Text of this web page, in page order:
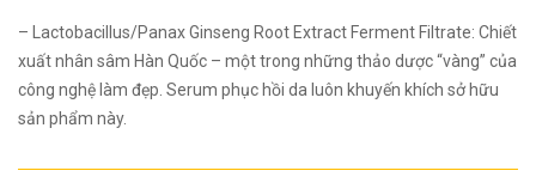
– Lactobacillus/Panax Ginseng Root Extract Ferment Filtrate: Chiết
xuất nhân sâm Hàn Quốc – một trong những thảo dược “vàng” của
công nghệ làm đẹp. Serum phục hồi da luôn khuyến khích sở hữu
sản phẩm này.